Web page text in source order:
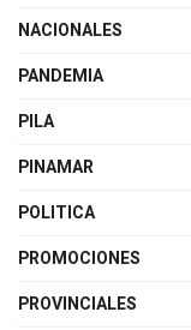
NACIONALES
PANDEMIA
PILA
PINAMAR
POLITICA
PROMOCIONES
PROVINCIALES